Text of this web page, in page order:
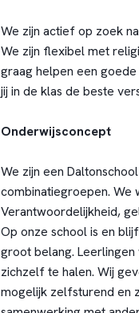
We zijn actief op zoek
We zijn flexibel met
graag helpen een
jij in de klas de beste
Onderwijsconcept
We zijn een
combinatiegroepen. We
Verantwoordelijkheid,
Op onze school is en
groot belang.
zichzelf te halen. Wij
mogelijk zelfsturend en